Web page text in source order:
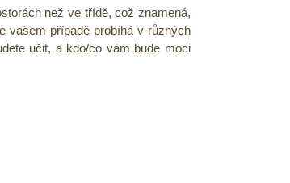
než ve třídě, což znamená,
vašem případě probíhá v různých
učit, a kdo/co vám bude moci